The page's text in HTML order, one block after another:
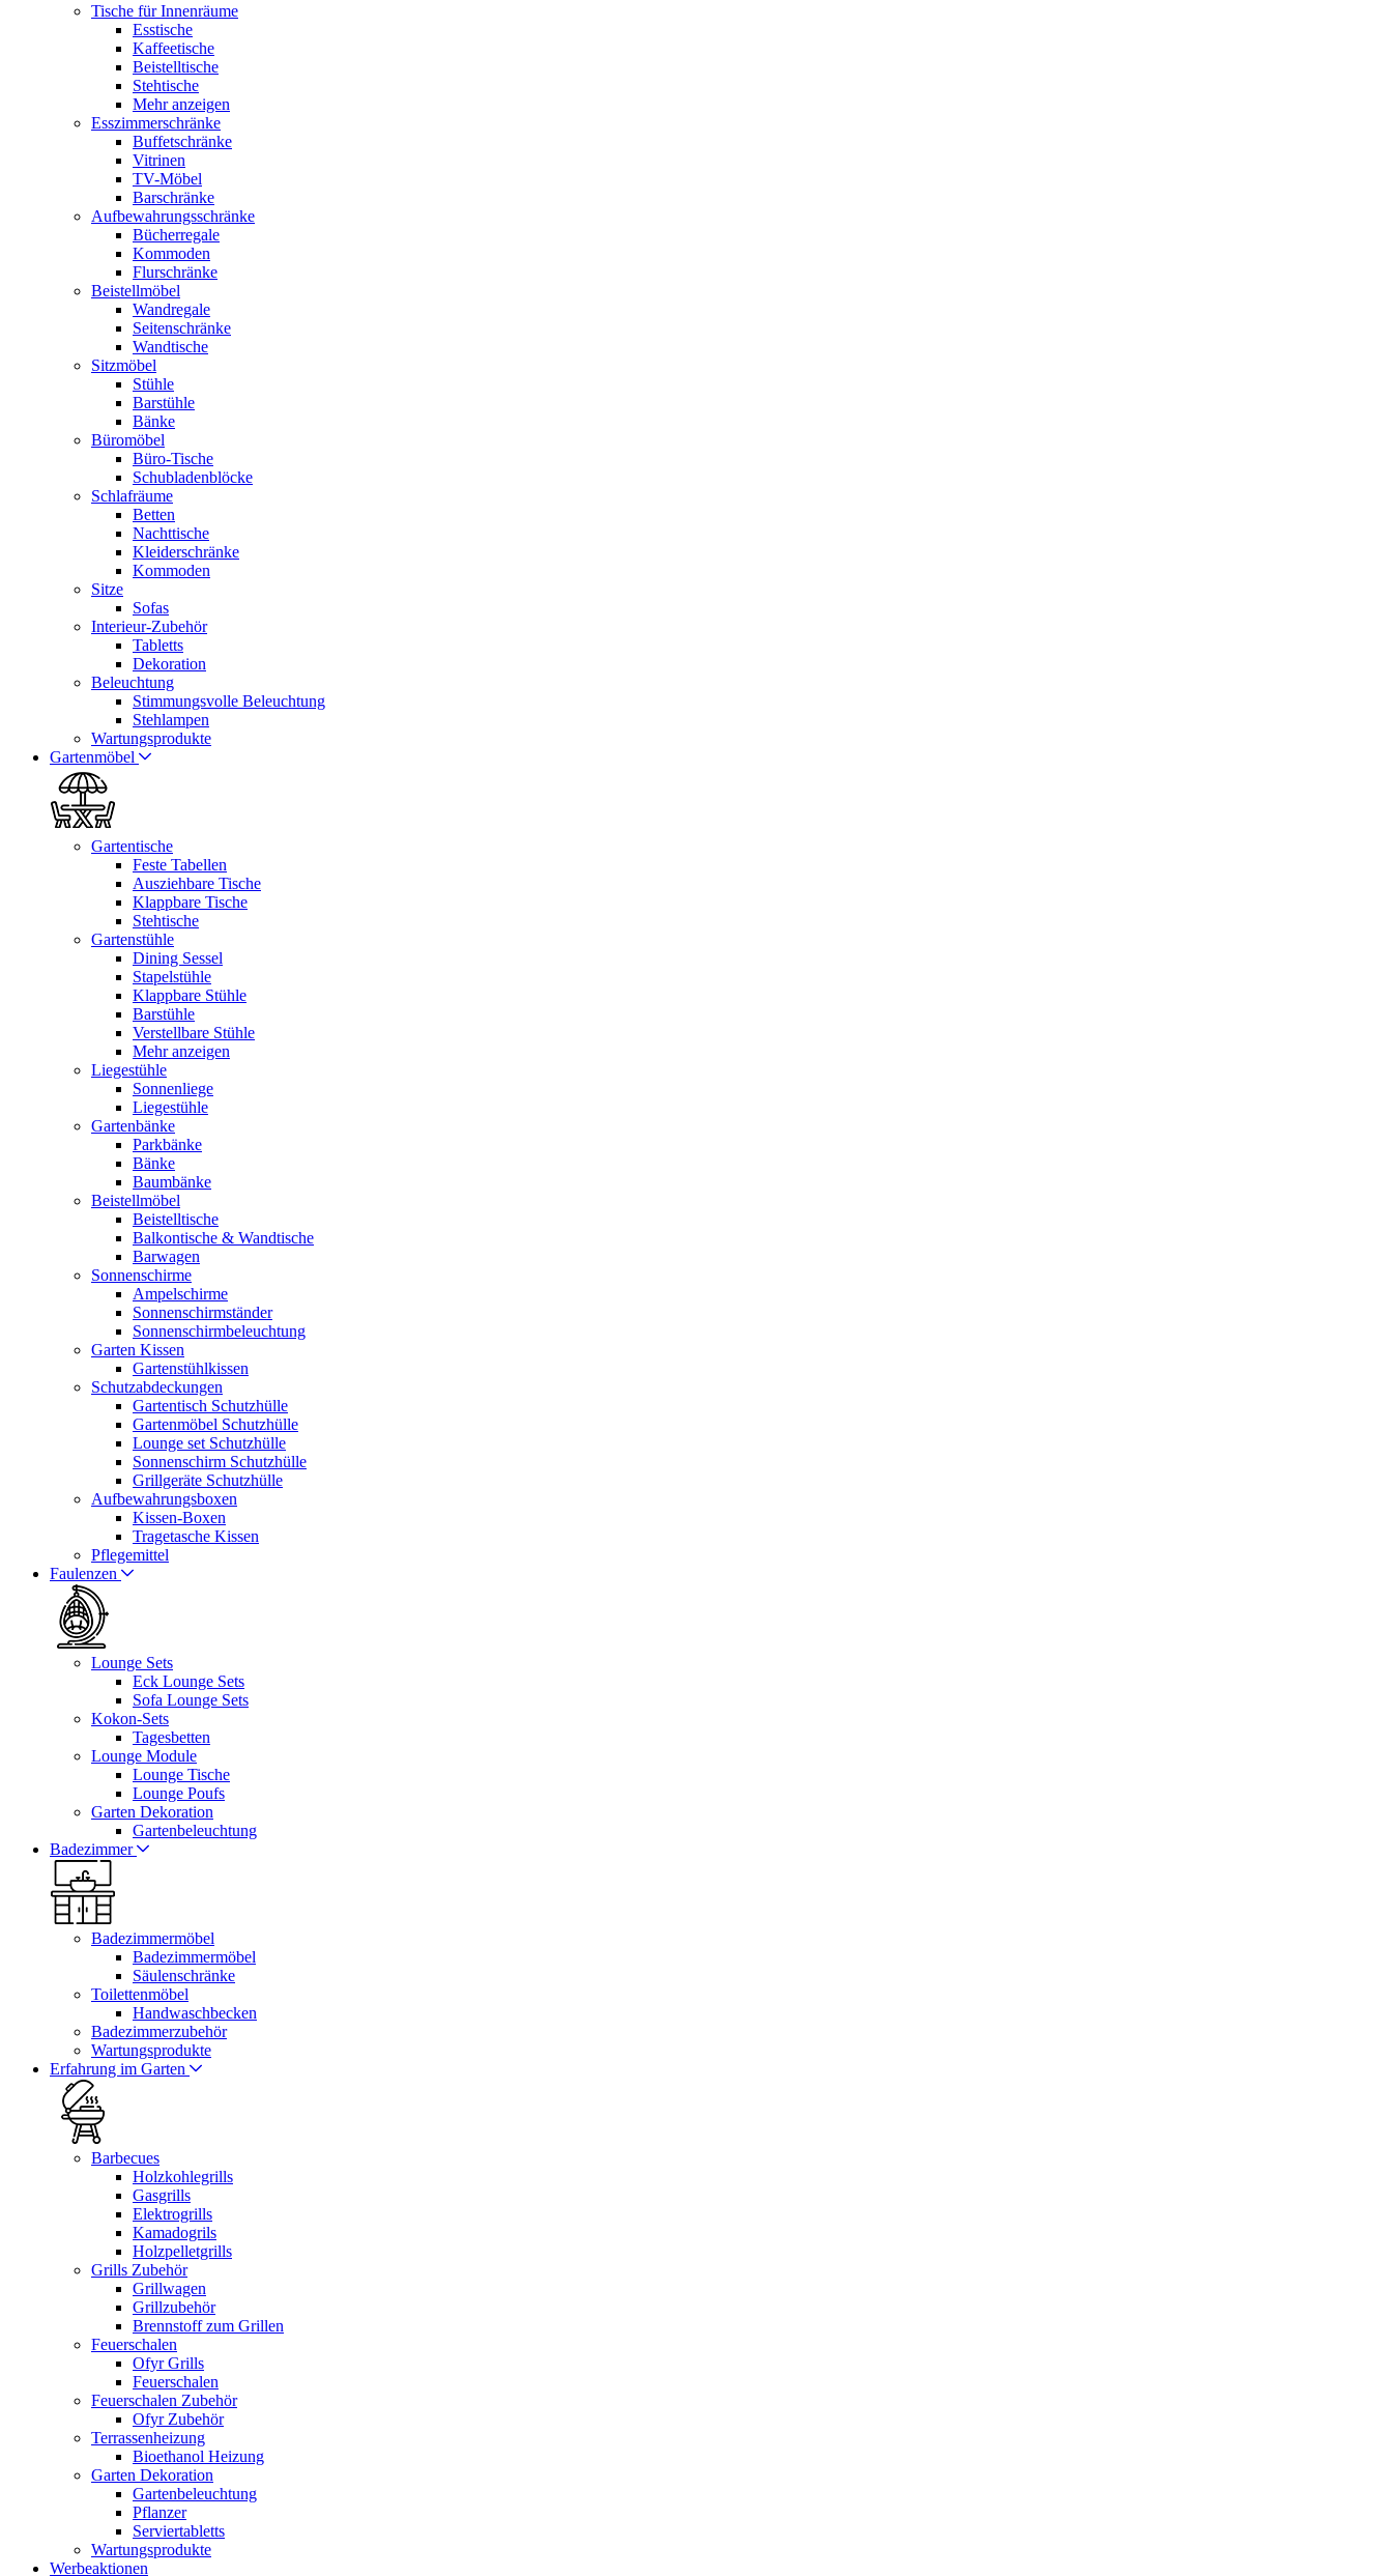
Tische für Innenräume
Esstische
Kaffeetische
Beistelltische
Stehtische
Mehr anzeigen
Esszimmerschränke
Buffetschränke
Vitrinen
TV-Möbel
Barschränke
Aufbewahrungsschränke
Bücherregale
Kommoden
Flurschränke
Beistellmöbel
Wandregale
Seitenschränke
Wandtische
Sitzmöbel
Stühle
Barstühle
Bänke
Büromöbel
Büro-Tische
Schubladenblöcke
Schlafräume
Betten
Nachttische
Kleiderschränke
Kommoden
Sitze
Sofas
Interieur-Zubehör
Tabletts
Dekoration
Beleuchtung
Stimmungsvolle Beleuchtung
Stehlampen
Wartungsprodukte
Gartenmöbel
Gartentische
Feste Tabellen
Ausziehbare Tische
Klappbare Tische
Stehtische
Gartenstühle
Dining Sessel
Stapelstühle
Klappbare Stühle
Barstühle
Verstellbare Stühle
Mehr anzeigen
Liegestühle
Sonnenliege
Liegestühle
Gartenbänke
Parkbänke
Bänke
Baumbänke
Beistellmöbel
Beistelltische
Balkontische & Wandtische
Barwagen
Sonnenschirme
Ampelschirme
Sonnenschirmständer
Sonnenschirmbeleuchtung
Garten Kissen
Gartenstühlkissen
Schutzabdeckungen
Gartentisch Schutzhülle
Gartenmöbel Schutzhülle
Lounge set Schutzhülle
Sonnenschirm Schutzhülle
Grillgeräte Schutzhülle
Aufbewahrungsboxen
Kissen-Boxen
Tragetasche Kissen
Pflegemittel
Faulenzen
Lounge Sets
Eck Lounge Sets
Sofa Lounge Sets
Kokon-Sets
Tagesbetten
Lounge Module
Lounge Tische
Lounge Poufs
Garten Dekoration
Gartenbeleuchtung
Badezimmer
Badezimmermöbel
Badezimmermöbel
Säulenschränke
Toilettenmöbel
Handwaschbecken
Badezimmerzubehör
Wartungsprodukte
Erfahrung im Garten
Barbecues
Holzkohlegrills
Gasgrills
Elektrogrills
Kamadogrils
Holzpelletgrills
Grills Zubehör
Grillwagen
Grillzubehör
Brennstoff zum Grillen
Feuerschalen
Ofyr Grills
Feuerschalen
Feuerschalen Zubehör
Ofyr Zubehör
Terrassenheizung
Bioethanol Heizung
Garten Dekoration
Gartenbeleuchtung
Pflanzer
Serviertabletts
Wartungsprodukte
Werbeaktionen